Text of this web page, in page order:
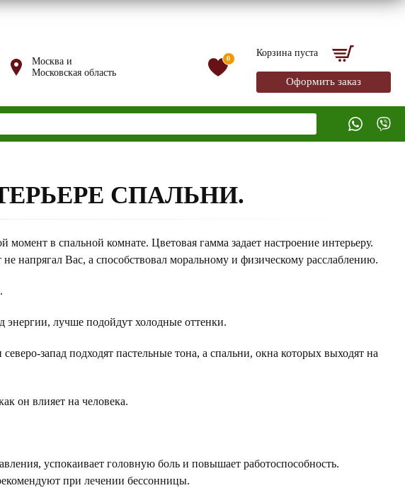
Москва и
Московская область
0
Корзина пуста
Оформить заказ
СПАЛЬНИ.
момент в спальной комнате. Цветовая гамма задает настроение интерьеру.
напрягал Вас, а способствовал моральному и физическому расслаблению.
энергии, лучше подойдут холодные оттенки.
запад подходят пастельные тона, а спальни, окна которых выходят на
он влияет на человека.
успокаивает головную боль и повышает работоспособность.
при лечении бессонницы.